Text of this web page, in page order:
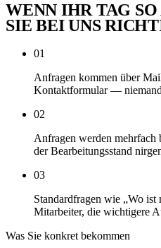
WENN IHR TAG SO
SIE BEI UNS
01
Anfragen kommen über
Kontaktformular —
02
Anfragen werden mehrfach
der Bearbeitungsstand
03
Standardfragen wie „Wo
Mitarbeiter, die wichtigere
Was Sie konkret bekommen